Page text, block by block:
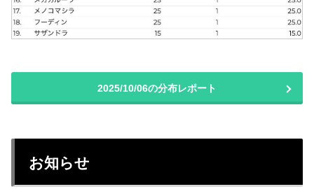
2025/10/06の分布レポート
お知らせ